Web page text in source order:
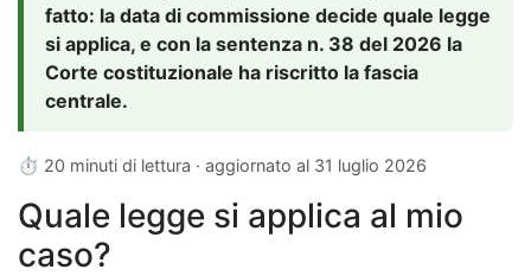
fatto: la data di commissione decide quale legge
si applica, e con la sentenza n. 38 del 2026 la
Corte costituzionale ha riscritto la fascia
centrale.
⏱ 20 minuti di lettura · aggiornato al 31 luglio 2026
Quale legge si applica al mio
caso?